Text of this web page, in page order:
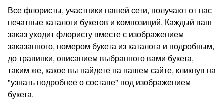
Все флористы, участники нашей сети, получают от нас
печатные каталоги букетов и композиций. Каждый ваш
заказ уходит флористу вместе с изображением
заказанного, номером букета из каталога и подробным,
до травинки, описанием выбранного вами букета,
таким же, какое вы найдете на нашем сайте, кликнув на
"узнать подробнее о составе" под изображением
букета.